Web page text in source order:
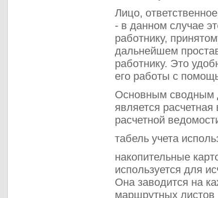
Лицо,
- в данном случае
работнику,
дальнейшем
работнику. Это
его работы с
Основным сводным
является
расчетной
табель учета
накопительные
используется для
Она заводится на
маршрутных листов